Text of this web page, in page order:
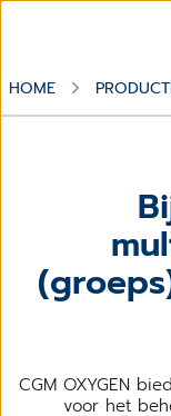
HOME
CGM OXYGEN
voor het